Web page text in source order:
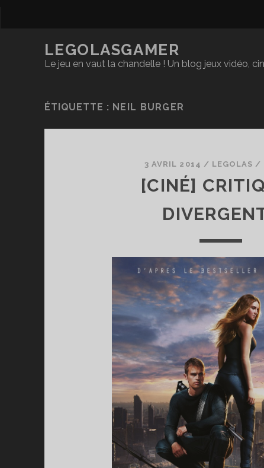
LEGOLASGAMER
Le jeu en vaut la chandelle ! Un blog jeux vidéo,
ÉTIQUETTE : NEIL BURGER
3 AVRIL 2014 / LEGOLAS /
[CINÉ]